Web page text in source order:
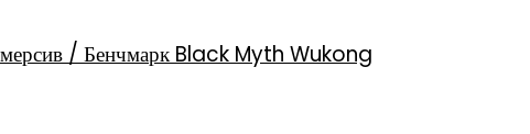
/ Бенчмарк Black Myth Wukong